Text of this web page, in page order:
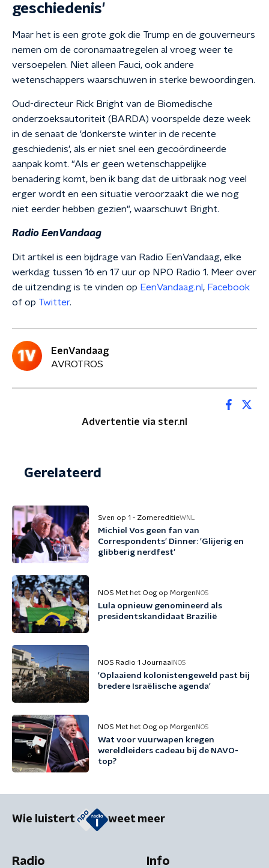
geschiedenis'
Maar het is een grote gok die Trump en de gouverneurs
nemen om de coronamaatregelen al vroeg weer te
versoepelen. Niet alleen Fauci, ook andere
wetenschappers waarschuwen in sterke bewoordingen.
Oud-directeur Rick Bright van de Biomedische
onderzoeksautoriteit (BARDA) voorspelde deze week
in de senaat de 'donkerste winter in de recente
geschiedenis', als er niet snel een gecoördineerde
aanpak komt. "Als er geen wetenschappelijke
benadering komt, ben ik bang dat de uitbraak nog veel
erger wordt en een situatie veroorzaakt die we nog
niet eerder hebben gezien", waarschuwt Bright.
Radio EenVandaag
Dit artikel is een bijdrage van Radio EenVandaag, elke
werkdag tussen 16 en 17 uur op NPO Radio 1. Meer over
de uitzending is te vinden op EenVandaag.nl , Facebook
of op Twitter.
EenVandaag
AVROTROS
Advertentie via ster.nl
Gerelateerd
Sven op 1 - ZomereditieWNL
Michiel Vos geen fan van
Correspondents' Dinner: 'Glijerig en
glibberig nerdfest'
NOS Met het Oog op Morgen NOS
Lula opnieuw genomineerd als
presidentskandidaat Brazilië
NOS Radio 1 Journaal NOS
'Oplaaiend kolonistengeweld past bij
bredere Israëlische agenda'
NOS Met het Oog op Morgen NOS
Wat voor vuurwapen kregen
wereldleiders cadeau bij de NAVO-
top?
Wie luistert weet meer
Radio Info